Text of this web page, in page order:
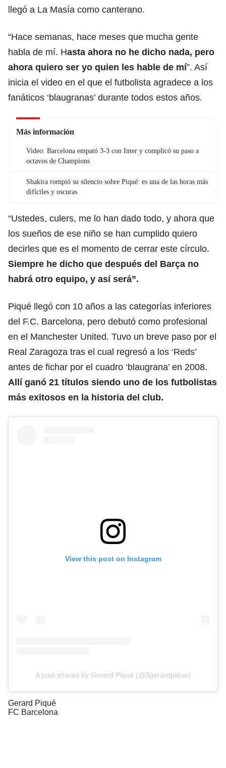
llegó a La Masía como canterano.
“Hace semanas, hace meses que mucha gente
habla de mí. Hasta ahora no he dicho nada, pero
ahora quiero ser yo quien les hable de mí”. Así
inicia el video en el que el futbolista agradece a los
fanáticos ‘blaugranas’ durante todos estos años.
Más información
Video: Barcelona empató 3-3 con Inter y complicó su paso a
octavos de Champions
Shakira rompió su silencio sobre Piqué: es una de las horas más
difíciles y oscuras
“Ustedes, culers, me lo han dado todo, y ahora que
los sueños de ese niño se han cumplido quiero
decirles que es el momento de cerrar este círculo.
Siempre he dicho que después del Barça no
habrá otro equipo, y así será”.
Piqué llegó con 10 años a las categorías inferiores
del F.C. Barcelona, pero debutó como profesional
en el Manchester United. Tuvo un breve paso por el
Real Zaragoza tras el cual regresó a los ‘Reds’
antes de fichar por el cuadro ‘blaugrana’ en 2008.
Allí ganó 21 títulos siendo uno de los futbolistas
más exitosos en la historia del club.
View this post on Instagram
A post shared by Gerard Piqué (@3gerardpique)
Gerard Piqué
FC Barcelona